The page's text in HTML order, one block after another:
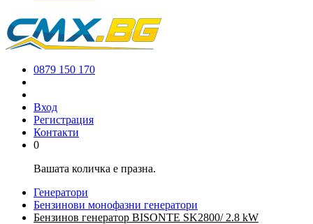
0879 150 170
Вход
Регистрация
Контакти
0
Вашата количка е празна.
Генератори
Бензинови монофазни генератори
Бензинов генератор BISONTE SK2800/ 2.8 kW